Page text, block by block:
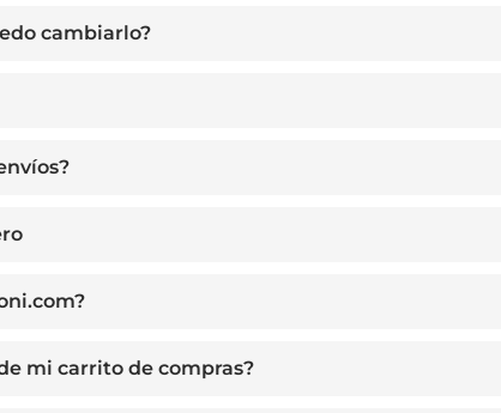
cambiarlo?
mi carrito de compras?